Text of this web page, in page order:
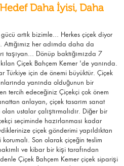
Daha İyisi, Daha
artık bizimle... Herkes çiçek diyor
her adımda daha da
taşıyan... Dönüp baktığımızda 7
Çiçek Bahçem Kemer 'de yanında.
Türkiye için de önemi büyüktür. Çiçek
yanında olduğunun bir
tercih edeceğiniz Çiçekçi çok önem
anlayan, çiçek tasarım sanat
ustalar çalıştırmalıdır. Diğer bir
seçiminde hazırlanması kadar
çiçek gönderimi yapıldıktan
Son olarak çiçeğin teslim
ve kibar bir kişi tarafından
Çiçek Bahçem Kemer çiçek siparişi